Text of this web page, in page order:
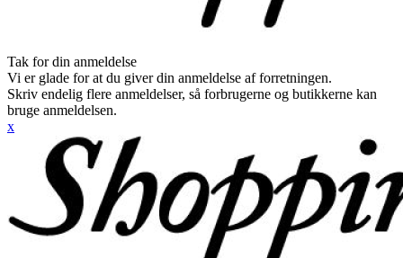
Tak for din anmeldelse
Vi er glade for at du giver din anmeldelse af forretningen.
Skriv endelig flere anmeldelser, så forbrugerne og butikkerne kan
bruge anmeldelsen.
x